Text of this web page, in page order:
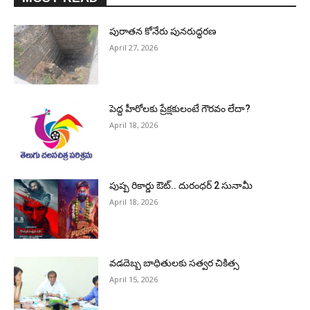
పురాత‌న కోనేరు పున‌రుద్ధ‌ర‌ణ
April 27, 2026
పెద్ద హీరోల‌కు ప్రేక్ష‌కులంటే గౌర‌వం లేదా?
April 18, 2026
పుష్ప రికార్డు ఔట్‌.. దురంధ‌ర్ 2 సునామీ
April 18, 2026
వడదెబ్బ బాధితులకు సత్వర చికిత్స
April 15, 2026